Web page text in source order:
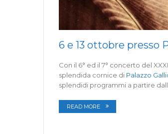
6 e 13 ottobre presso
Con il 6° ed il 7° concerto del
splendida cornice di Palazzo
splendidi programmi a partire
READ MORE